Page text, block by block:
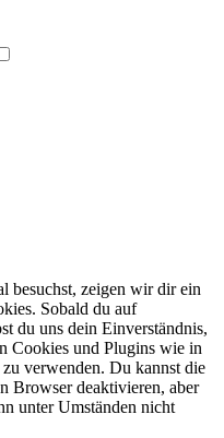
besuchst, zeigen wir dir ein
Sobald du auf
du uns dein Einverständnis,
Cookies und Plugins wie in
verwenden. Du kannst die
Browser deaktivieren, aber
unter Umständen nicht